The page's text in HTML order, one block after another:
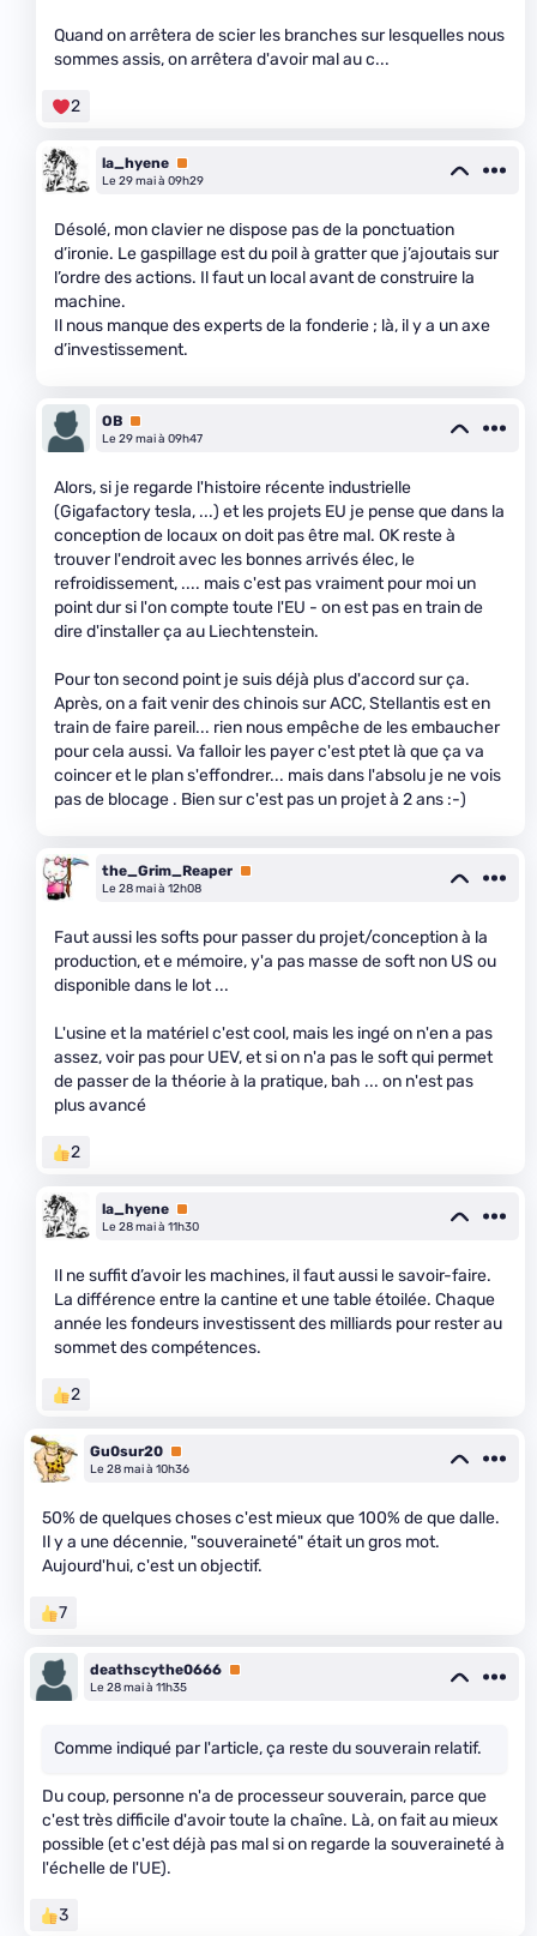
Quand on arrêtera de scier les branches sur lesquelles nous
sommes assis, on arrêtera d'avoir mal au c...
2
la_hyene Premium
Le 29 mai à 09h29
Désolé, mon clavier ne dispose pas de la ponctuation
d’ironie. Le gaspillage est du poil à gratter que j’ajoutais sur
l’ordre des actions. Il faut un local avant de construire la
machine.
Il nous manque des experts de la fonderie ; là, il y a un axe
d’investissement.
OB Premium
Le 29 mai à 09h47
Alors, si je regarde l'histoire récente industrielle
(Gigafactory tesla, ...) et les projets EU je pense que dans la
conception de locaux on doit pas être mal. OK reste à
trouver l'endroit avec les bonnes arrivés élec, le
refroidissement, .... mais c'est pas vraiment pour moi un
point dur si l'on compte toute l'EU - on est pas en train de
dire d'installer ça au Liechtenstein.
Pour ton second point je suis déjà plus d'accord sur ça.
Après, on a fait venir des chinois sur ACC, Stellantis est en
train de faire pareil... rien nous empêche de les embaucher
pour cela aussi. Va falloir les payer c'est ptet là que ça va
coincer et le plan s'effondrer... mais dans l'absolu je ne vois
pas de blocage . Bien sur c'est pas un projet à 2 ans :-)
the_Grim_Reaper Premium
Le 28 mai à 12h08
Faut aussi les softs pour passer du projet/conception à la
production, et e mémoire, y'a pas masse de soft non US ou
disponible dans le lot ...
L'usine et la matériel c'est cool, mais les ingé on n'en a pas
assez, voir pas pour UEV, et si on n'a pas le soft qui permet
de passer de la théorie à la pratique, bah ... on n'est pas
plus avancé
2
la_hyene Premium
Le 28 mai à 11h30
Il ne suffit d’avoir les machines, il faut aussi le savoir-faire.
La différence entre la cantine et une table étoilée. Chaque
année les fondeurs investissent des milliards pour rester au
sommet des compétences.
2
Gu0sur20 Premium
Le 28 mai à 10h36
50% de quelques choses c'est mieux que 100% de que dalle.
Il y a une décennie, "souveraineté" était un gros mot.
Aujourd'hui, c'est un objectif.
7
deathscythe0666 Premium
Le 28 mai à 11h35
Comme indiqué par l'article, ça reste du souverain relatif.
Du coup, personne n'a de processeur souverain, parce que
c'est très difficile d'avoir toute la chaîne. Là, on fait au mieux
possible (et c'est déjà pas mal si on regarde la souveraineté à
l'échelle de l'UE).
3